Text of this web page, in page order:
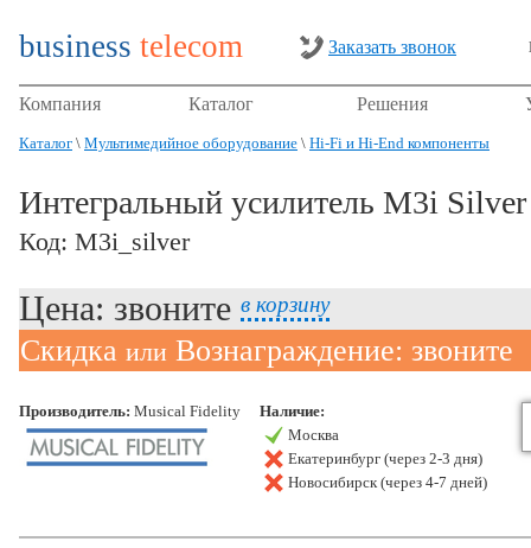
business telecom Заказать звонок
Компания Каталог Решения
Каталог \ Мультимедийное оборудование \ Hi-Fi и Hi-End компоненты
Интегральный усилитель M3i Silver
Код: M3i_silver
Цена: звоните в корзину
Скидка или Вознаграждение: звоните
Производитель: Musical Fidelity
Наличие:
Москва
Екатеринбург (через 2-3 дня)
Новосибирск (через 4-7 дней)